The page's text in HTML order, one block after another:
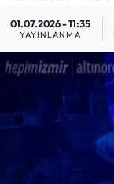
01.07.2026 - 11:35
YAYINLANMA